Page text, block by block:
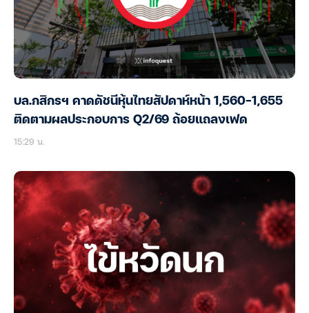
บล.กสิกรฯ คาดดัชนีหุ้นไทยสัปดาห์หน้า 1,560-1,655
ติดตามผลประกอบการ Q2/69 ถ้อยแถลงเฟด
15:29 น.